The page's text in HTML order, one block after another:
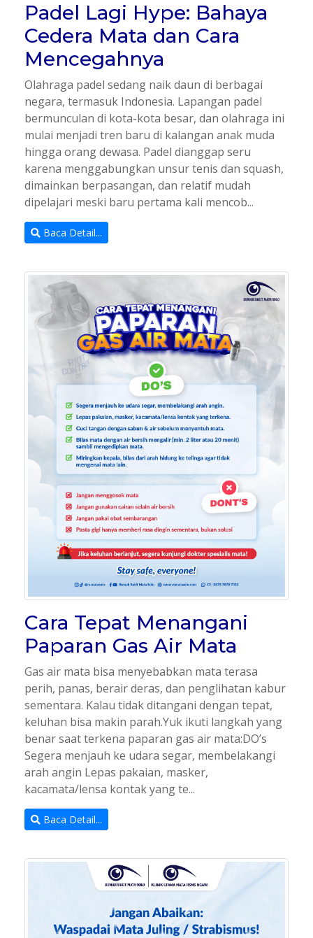
Padel Lagi Hype: Bahaya
Cedera Mata dan Cara
Mencegahnya
Olahraga padel sedang naik daun di berbagai
negara, termasuk Indonesia. Lapangan padel
bermunculan di kota-kota besar, dan olahraga ini
mulai menjadi tren baru di kalangan anak muda
hingga orang dewasa. Padel dianggap seru
karena menggabungkan unsur tenis dan squash,
dimainkan berpasangan, dan relatif mudah
dipelajari meski baru pertama kali mencob...
Baca Detail...
Cara Tepat Menangani
Paparan Gas Air Mata
Gas air mata bisa menyebabkan mata terasa
perih, panas, berair deras, dan penglihatan kabur
sementara. Kalau tidak ditangani dengan tepat,
keluhan bisa makin parah.Yuk ikuti langkah yang
benar saat terkena paparan gas air mata:DO’s
Segera menjauh ke udara segar, membelakangi
arah angin Lepas pakaian, masker,
kacamata/lensa kontak yang te...
Baca Detail...